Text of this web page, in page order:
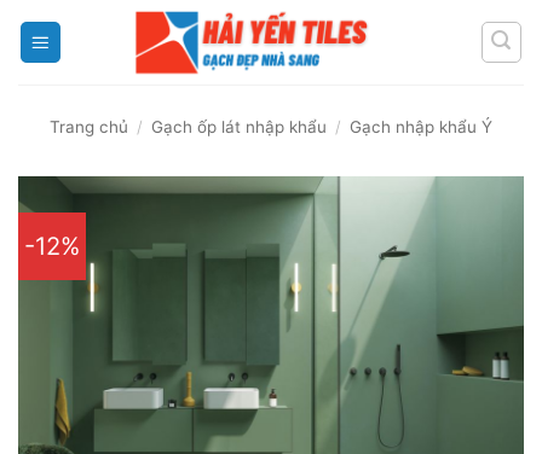
Trang chủ / Gạch ốp lát nhập khẩu / Gạch nhập khẩu Ý
-12%